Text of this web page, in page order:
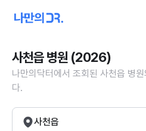
사천읍 병원 (2026)
나만의닥터에서 조회된 사천읍 병
다.
사천읍